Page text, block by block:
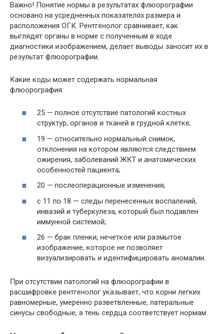
Важно! Понятие нормы в результатах флюорографии
основано на усредненных показателях размера и
расположения ОГК. Рентгенолог сравнивает, как
выглядят органы в норме с полученным в ходе
диагностики изображением, делает выводы заносит их в
результат флюорографии.
Какие коды может содержать нормальная
флюорография:
25 — полное отсутствие патологий костных
структур, органов и тканей в грудной клетке;
19 — относительно нормальный снимок,
отклонения на котором являются следствием
ожирения, заболеваний ЖКТ и анатомических
особенностей пациента;
20 — послеоперационные изменения;
с 11 по 18 — следы перенесенных воспалений,
инвазий и туберкулеза, который был подавлен
иммунной системой;
26 — брак пленки, нечеткое или размытое
изображение, которое не позволяет
визуализировать и идентифицировать аномалии.
При отсутствии патологий на флюорографии в
расшифровке рентгенолог указывает, что корни легких
равномерные, умеренно разветвленные, латеральные
синусы свободные, а тень сердца соответствует нормам.